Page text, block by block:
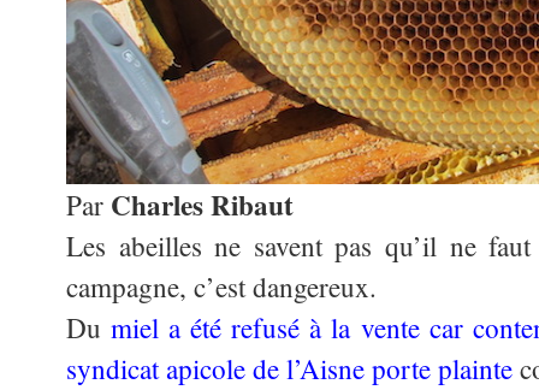
Par Charles Ribaut
Les abeilles ne savent pas qu’il ne
campagne, c’est dangereux.
Dumiel a été refusé à la vente car
syndicat apicole de l’Aisne porte plainte